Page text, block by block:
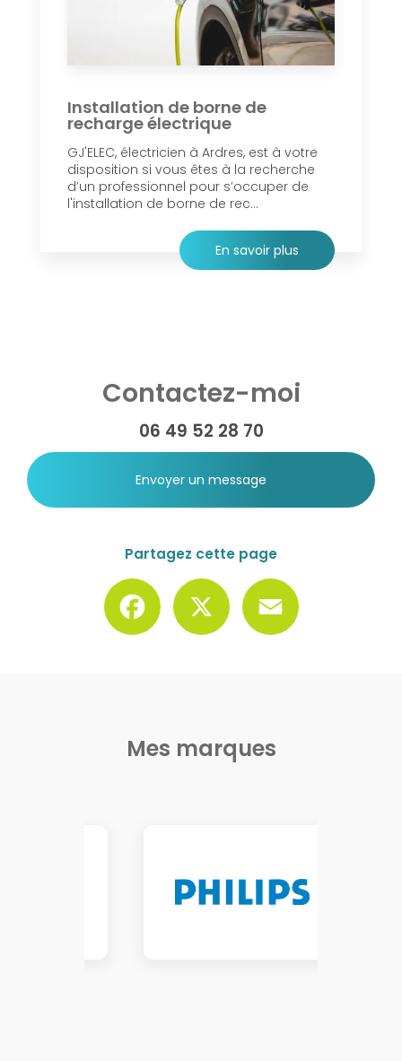
Installation de borne de
recharge électrique
GJ'ELEC, électricien à Ardres, est à votre
disposition si vous êtes à la recherche
d’un professionnel pour s’occuper de
l'installation de borne de rec...
En savoir plus
Contactez-moi
06 49 52 28 70
Envoyer un message
Partagez cette page
Facebook
Mes marques